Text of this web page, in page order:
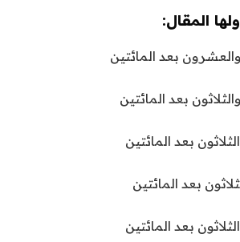
المقال:
بعد المائتين
بعد المائتين
بعد المائتين
بعد المائتين
بعد المائتين